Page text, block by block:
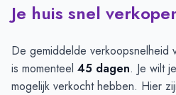
Je huis snel
De gemiddelde verkoopsnelheid
is momenteel 45 dagen. Je wilt
mogelijk verkocht hebben. Hier